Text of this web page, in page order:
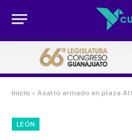
Inicio » Asalto armado en plaza Altacia termina con
LEÓN